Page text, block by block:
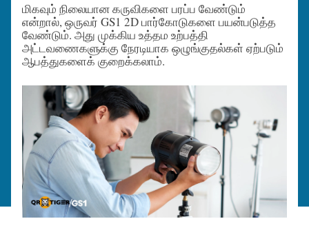
மிகவும் நிலையான கருவிகளை பரப்ப வேண்டும்
என்றால், ஒருவர் GS1 2D பார்கோடுகளை பயன்படுத்த
வேண்டும். அது முக்கிய உத்தம உற்பத்தி
அட்டவணைகளுக்கு நேரடியாக ஒழுங்குதல்கள் ஏற்படும்
ஆபத்துகளைக் குறைக்கலாம்.